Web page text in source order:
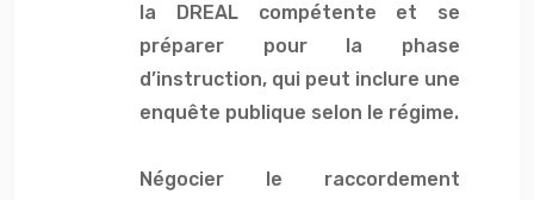
la DREAL compétente et se
préparer pour la phase
d’instruction, qui peut inclure une
enquête publique selon le régime.
Négocier le raccordement